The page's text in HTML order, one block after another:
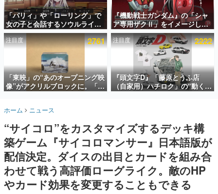
アプリセール情報
インタビュー
連載・特集一覧
殿堂入り記事
SNS拡散数が数千以上！ ページビュー数万以上！ などな
ど。多くの人々に読まれた、電ファミ渾身の“殿堂入り”記
事をまとめました。
名作ゲームクリエイターの方々に製作時のエピソードをお
きます。
赫本
この物語を解いてはいけない。『赫本』は、〈試験問題〉
の形をした短編ホラー小説集です。
新世代に訊く
これからのデジタルゲーム市場を担う若きクリエイター達
「パリィ」や「ローリング」で
女の子と会話するソウルライク
恋愛ゲーム『小早川さんはソウ
ルライク』無料公開。返事に失
敗すると「YOU DIED」
『機動戦士ガンダム』の「シャ
ア専用ザクⅡ」をイメージした
散水ホースリールが予約開始。
本体にはシャアのパーソナルマ
ークやジオン公国軍のエンブレ
ム、型式番号などを配置
注目度 2761
「東映」の“あのオープニング映
像”がアクリルブロックに。「東
映ヒストリカル グッズコレクシ
注目度 2222
『頭文字D』「藤原とうふ店
（自家用）ハチロク」の“動くテ
ィッシュケース”が買えるポップ
ら8月20日までの期間限定で開
催予定
ホーム ニュース
“サイコロ”をカスタマイズするデッキ構
築ゲーム『サイコロマンサー』日本語版が
配信決定。ダイスの出目とカードを組み合
わせて戦う高評価ローグライク。敵のHP
やカード効果を変更することもできる